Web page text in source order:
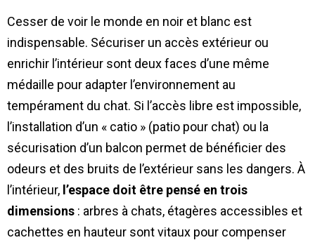
Cesser de voir le monde en noir et blanc est
indispensable. Sécuriser un accès extérieur ou
enrichir l’intérieur sont deux faces d’une même
médaille pour adapter l’environnement au
tempérament du chat. Si l’accès libre est impossible,
l’installation d’un « catio » (patio pour chat) ou la
sécurisation d’un balcon permet de bénéficier des
odeurs et des bruits de l’extérieur sans les dangers. À
l’intérieur, l’espace doit être pensé en trois
dimensions : arbres à chats, étagères accessibles et
cachettes en hauteur sont vitaux pour compenser